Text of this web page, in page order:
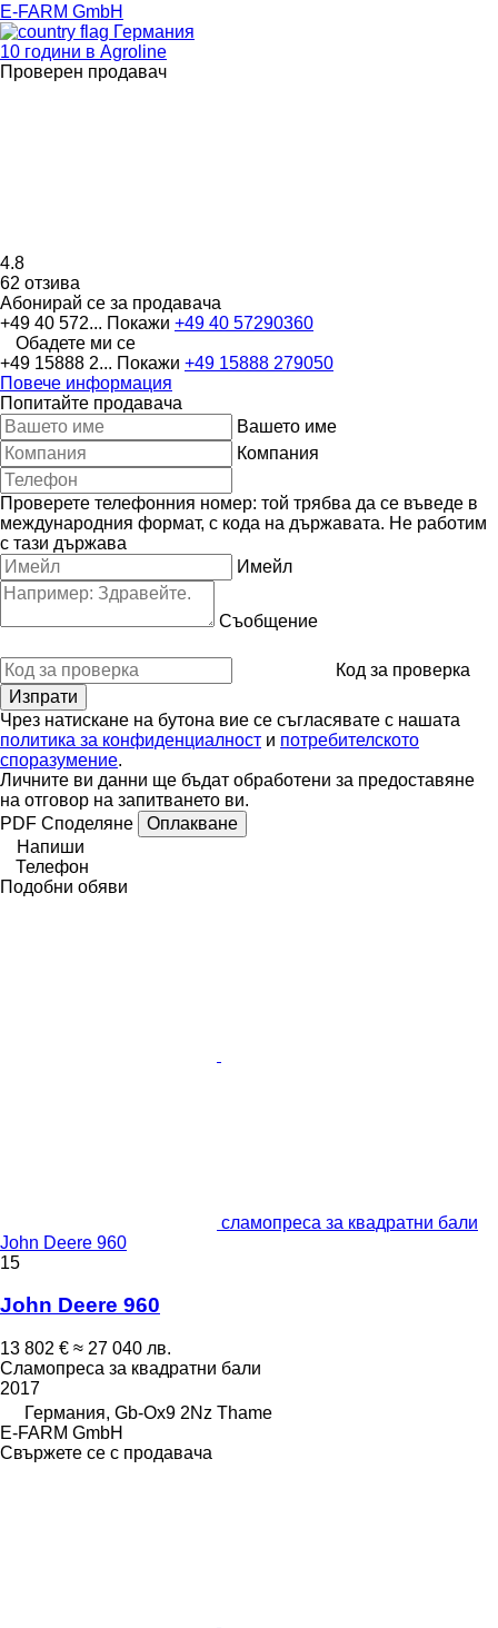
E-FARM GmbH
Германия
10 години в Agroline
Проверен продавач
4.8
62 отзива
Абонирай се за продавача
+49 40 572... Покажи +49 40 57290360
Обадете ми се
+49 15888 2... Покажи +49 15888 279050
Повече информация
Попитайте продавача
Вашето име
Компания
Проверете телефонния номер: той трябва да се въведе в
международния формат, с кода на държавата. Не работим
с тази държава
Имейл
Съобщение
Код за проверка
Чрез натискане на бутона вие се съгласявате с нашата
политика за конфиденциалност и потребителското
споразумение.
Личните ви данни ще бъдат обработени за предоставяне
на отговор на запитването ви.
PDF Споделяне
Оплакване
Напиши
Телефон
Подобни обяви
сламопреса за квадратни бали
John Deere 960
15
John Deere 960
13 802 € ≈ 27 040 лв.
Сламопреса за квадратни бали
2017
Германия, Gb-Ox9 2Nz Thame
E-FARM GmbH
Свържете се с продавача